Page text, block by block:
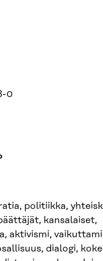
0
politiikka,
kansalaiset,
aktivismi,
dialogi,